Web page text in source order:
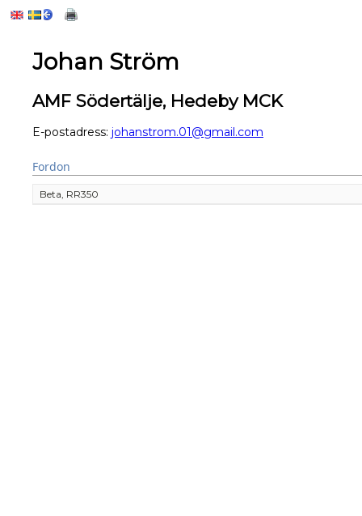
Johan Ström
AMF Södertälje, Hedeby MCK
E-postadress: johanstrom.01@gmail.com
Fordon
Beta, RR350